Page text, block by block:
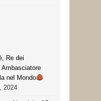
Re dei
Ambasciatore
nel Mondo
2024